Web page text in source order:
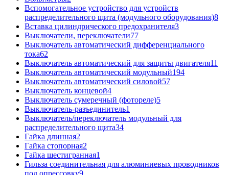
Вспомогательное устройство для устройств
распределительного щита (модульного оборудования)8
Вставка цилиндрического предохранителя3
Выключатели, переключатели77
Выключатель автоматический дифференциального
тока62
Выключатель автоматический для защиты двигателя11
Выключатель автоматический модульный194
Выключатель автоматический силовой57
Выключатель концевой4
Выключатель сумеречный (фотореле)5
Выключатель-разъединитель1
Выключатель/переключатель модульный для
распределительного щита34
Гайка длинная2
Гайка стопорная2
Гайка шестигранная1
Гильза соединительная для алюминиевых проводников
под опрессовку9